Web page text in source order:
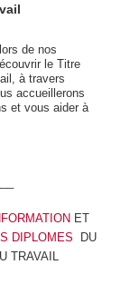
en
de nos
le Titre
à travers
accueillerons
et vous aider à
ET
DIPLOMES
DU
TRAVAIL